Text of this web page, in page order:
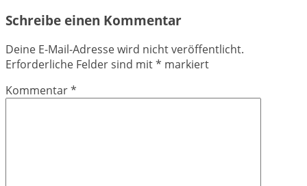
Schreibe einen Kommentar
Deine E-Mail-Adresse wird nicht veröffentlicht.
Erforderliche Felder sind mit* markiert
Kommentar*